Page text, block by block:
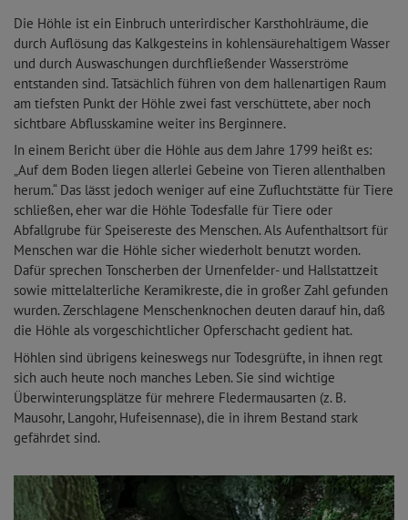
Die Höhle ist ein Einbruch unterirdischer Karsthohlräume, die
durch Auflösung das Kalkgesteins in kohlensäurehaltigem Wasser
und durch Auswaschungen durchfließender Wasserströme
entstanden sind. Tatsächlich führen von dem hallenartigen Raum
am tiefsten Punkt der Höhle zwei fast verschüttete, aber noch
sichtbare Abflusskamine weiter ins Berginnere.
In einem Bericht über die Höhle aus dem Jahre 1799 heißt es:
„Auf dem Boden liegen allerlei Gebeine von Tieren allenthalben
herum.“ Das lässt jedoch weniger auf eine Zufluchtstätte für Tiere
schließen, eher war die Höhle Todesfalle für Tiere oder
Abfallgrube für Speisereste des Menschen. Als Aufenthaltsort für
Menschen war die Höhle sicher wiederholt benutzt worden.
Dafür sprechen Tonscherben der Urnenfelder- und Hallstattzeit
sowie mittelalterliche Keramikreste, die in großer Zahl gefunden
wurden. Zerschlagene Menschenknochen deuten darauf hin, daß
die Höhle als vorgeschichtlicher Opferschacht gedient hat.
Höhlen sind übrigens keineswegs nur Todesgrüfte, in ihnen regt
sich auch heute noch manches Leben. Sie sind wichtige
Überwinterungsplätze für mehrere Fledermausarten (z. B.
Mausohr, Langohr, Hufeisennase), die in ihrem Bestand stark
gefährdet sind.